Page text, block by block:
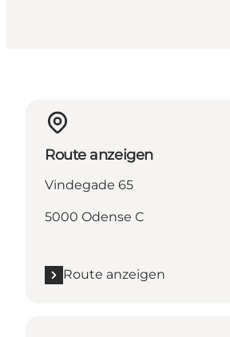
Route anzeigen
Vindegade 65
5000 Odense C
Route anzeigen